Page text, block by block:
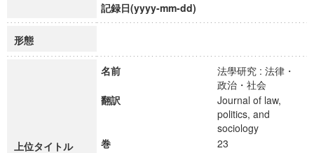
記録日(yyyy-mm-dd)
形態
上位タイトル
名前
法學研究 : 法律・
政治・社会
翻訳
Journal of law,
politics, and
sociology
巻
23